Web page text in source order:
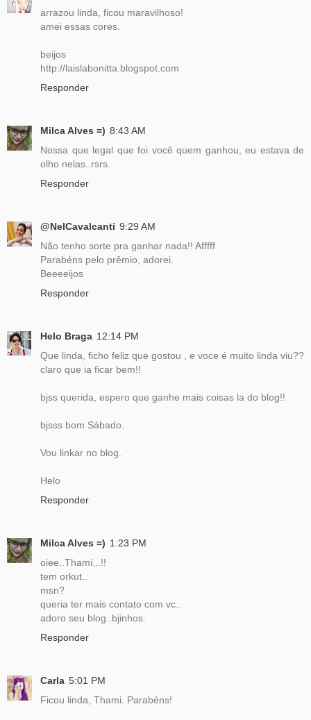
arrazou linda, ficou maravilhoso!
amei essas cores.
beijos
http://laislabonitta.blogspot.com
Responder
Milca Alves =) 8:43 AM
Nossa que legal que foi você quem ganhou, eu estava de
olho nelas..rsrs.
Responder
@NelCavalcanti 9:29 AM
Não tenho sorte pra ganhar nada!! Afffff
Parabéns pelo prêmio, adorei.
Beeeeijos
Responder
Helo Braga 12:14 PM
Que linda, ficho feliz que gostou , e voce é muito linda viu??
claro que ia ficar bem!!
bjss querida, espero que ganhe mais coisas la do blog!!
bjsss bom Sábado.
Vou linkar no blog.
Helo
Responder
Milca Alves =) 1:23 PM
oiee..Thami...!!
tem orkut..
msn?
queria ter mais contato com vc..
adoro seu blog..bjinhos.
Responder
Carla 5:01 PM
Ficou linda, Thami. Parabéns!